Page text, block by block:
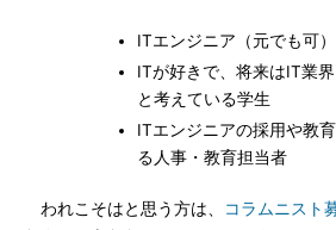
ITエンジニア（元でも可）
ITが好きで、将来はIT業
と考えている学生
ITエンジニアの採用や教
る人事・教育担当者
われこそはと思う方は、 コラムニスト